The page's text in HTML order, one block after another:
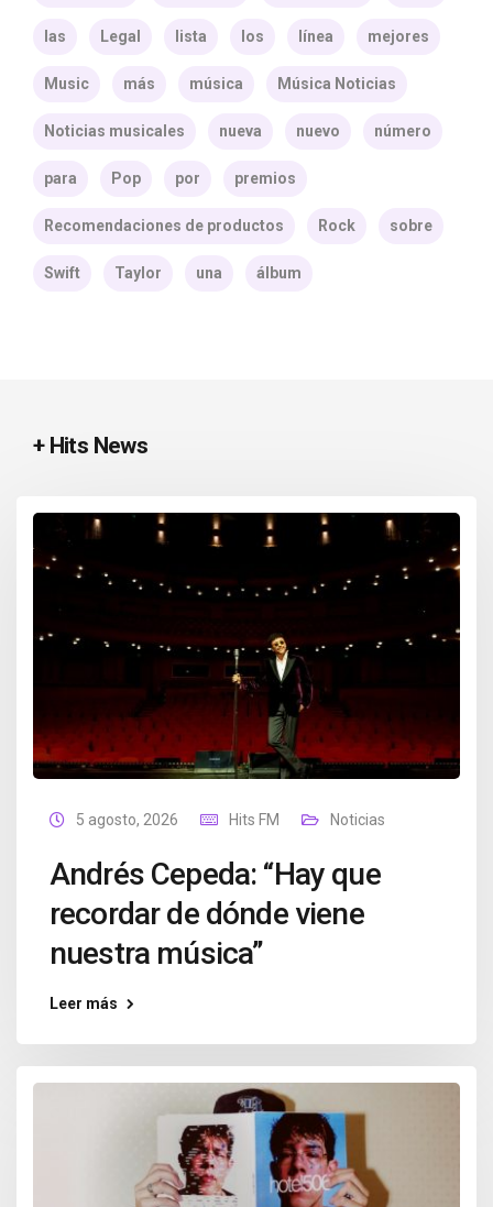
las Legal lista los línea mejores
Music más música Música Noticias
Noticias musicales nueva nuevo número
para Pop por premios
Recomendaciones de productos Rock sobre
Swift Taylor una álbum
+ Hits News
5 agosto, 2026 Hits FM Noticias
Andrés Cepeda: “Hay que
recordar de dónde viene
nuestra música”
Leer más